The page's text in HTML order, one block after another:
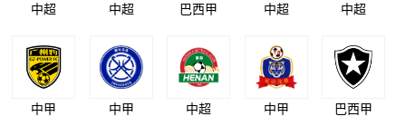
中超 中超 巴西甲 中超 中超
中甲 中甲 中超 中甲 巴西甲